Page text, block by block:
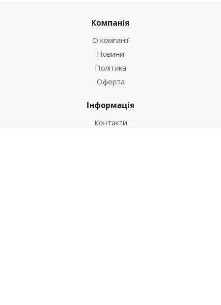
Компанія
О компанії
Новини
Політика
Оферта
Інформація
Контакти